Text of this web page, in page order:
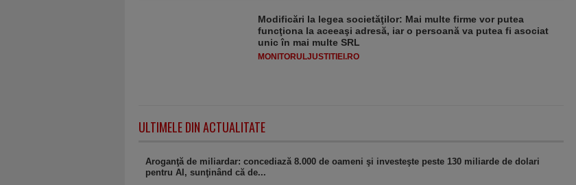
Modificări la legea societăţilor: Mai multe firme vor putea
funcţiona la aceeaşi adresă, iar o persoană va putea fi asociat
unic în mai multe SRL
MONITORULJUSTITIEI.RO
ULTIMELE DIN ACTUALITATE
Aroganţă de miliardar: concediază 8.000 de oameni şi investeşte peste 130 miliarde de dolari
pentru AI, sunţinând că de...